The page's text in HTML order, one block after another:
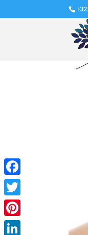
Facebook
Twitter
Pinterest